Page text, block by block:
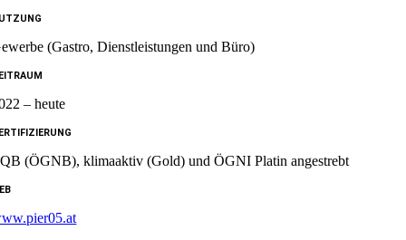
(Gastro, Dienstleistungen und Büro)
– heute
(ÖGNB), klimaaktiv (Gold) und ÖGNI Platin angestrebt